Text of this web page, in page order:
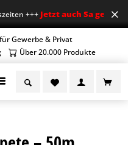
+++Jetzt auch Sa geöffnet
Gewerbe & Privat
Über 20.000 Produkte